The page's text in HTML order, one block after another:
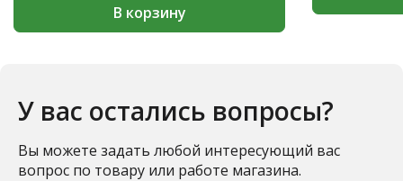
В корзину
У вас остались вопросы?
Вы можете задать любой интересующий вас
вопрос по товару или работе магазина.